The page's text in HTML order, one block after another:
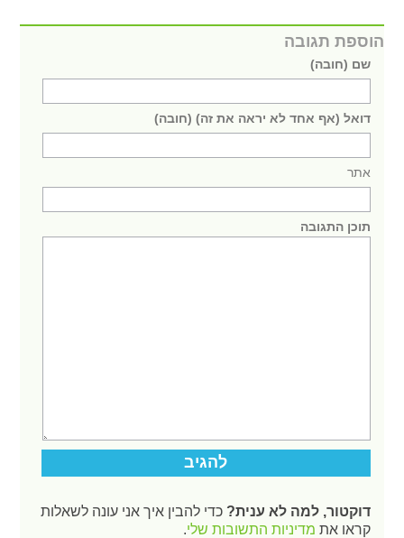
הוספת תגובה
שם (חובה)
דואל (אף אחד לא יראה את זה) (חובה)
אתר
תוכן התגובה
דוקטור, למה לא ענית? כדי להבין איך אני עונה לשאלות
קראו את מדיניות התשובות שלי.